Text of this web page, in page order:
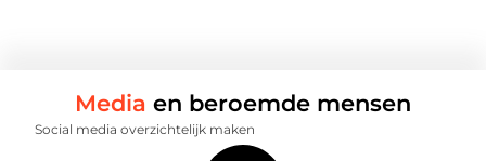
Media en beroemde mensen
Social media overzichtelijk maken